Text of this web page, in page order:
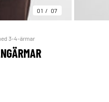
01 07
3-4-ärmar